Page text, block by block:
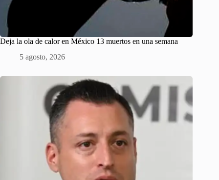
Deja la ola de calor en México 13 muertos en una semana
5 agosto, 2026